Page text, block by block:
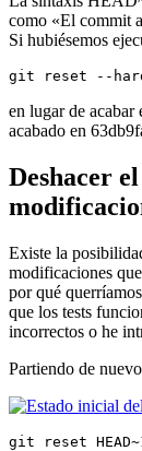
como «El commit
Si hubiésemos
git reset --hard
en lugar de
acabado en
Deshacer
Existe la
modificaciones
por qué
que los tests
incorrectos o he
Partiendo de
git reset